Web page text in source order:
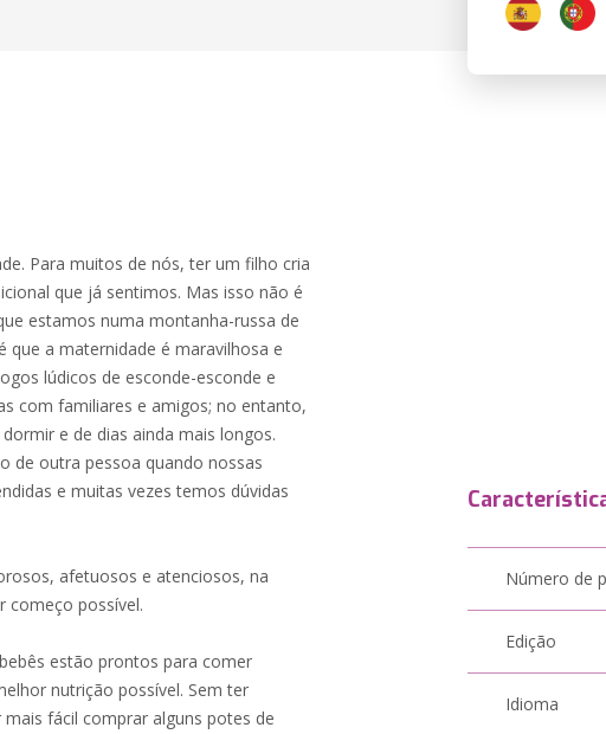
Para muitos de nós, ter um filho cria
que já sentimos. Mas isso não é
estamos numa montanha-russa de
que a maternidade é maravilhosa e
lúdicos de esconde-esconde e
com familiares e amigos; no entanto,
e de dias ainda mais longos.
de outra pessoa quando nossas
e muitas vezes temos dúvidas
afetuosos e atenciosos, na
começo possível.
estão prontos para comer
nutrição possível. Sem ter
fácil comprar alguns potes de
Número de
Edição
Idioma